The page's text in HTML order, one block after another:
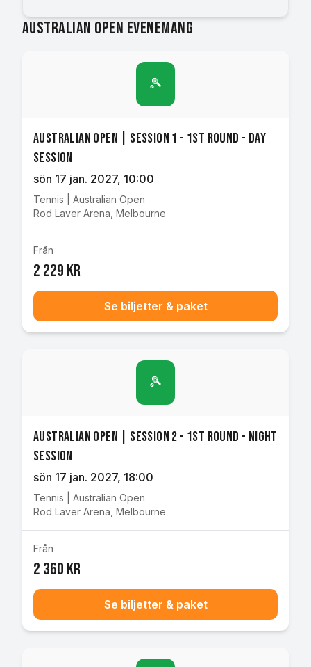
Australian Open evenemang
🎾
Australian Open | Session 1 - 1st Round - Day
Session
sön 17 jan. 2027, 10:00
Tennis
Australian Open
Rod Laver Arena Melbourne
Från
2 229 kr
Se biljetter & paket
🎾
Australian Open | Session 2 - 1st Round - Night
Session
sön 17 jan. 2027, 18:00
Tennis
Australian Open
Rod Laver Arena Melbourne
Från
2 360 kr
Se biljetter & paket